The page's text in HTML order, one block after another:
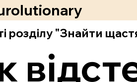
розділу "Знайти